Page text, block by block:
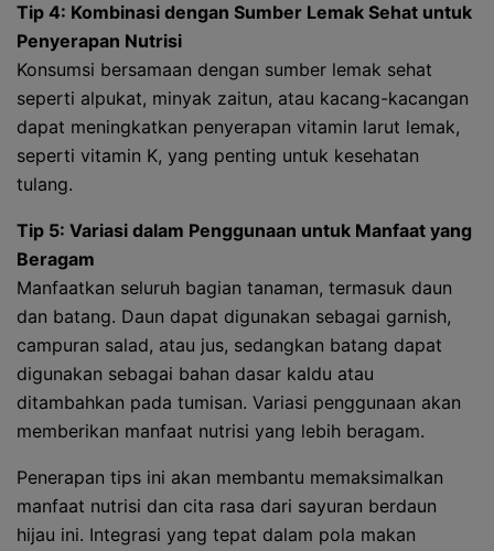
Tip 4: Kombinasi dengan Sumber Lemak Sehat untuk
Penyerapan Nutrisi
Konsumsi bersamaan dengan sumber lemak sehat
seperti alpukat, minyak zaitun, atau kacang-kacangan
dapat meningkatkan penyerapan vitamin larut lemak,
seperti vitamin K, yang penting untuk kesehatan
tulang.
Tip 5: Variasi dalam Penggunaan untuk Manfaat yang
Beragam
Manfaatkan seluruh bagian tanaman, termasuk daun
dan batang. Daun dapat digunakan sebagai garnish,
campuran salad, atau jus, sedangkan batang dapat
digunakan sebagai bahan dasar kaldu atau
ditambahkan pada tumisan. Variasi penggunaan akan
memberikan manfaat nutrisi yang lebih beragam.
Penerapan tips ini akan membantu memaksimalkan
manfaat nutrisi dan cita rasa dari sayuran berdaun
hijau ini. Integrasi yang tepat dalam pola makan